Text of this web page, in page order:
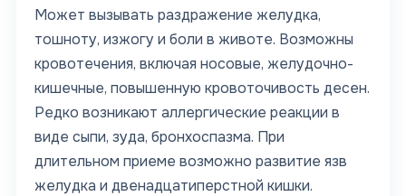
Может вызывать раздражение желудка,
тошноту, изжогу и боли в животе. Возможны
кровотечения, включая носовые, желудочно-
кишечные, повышенную кровоточивость десен.
Редко возникают аллергические реакции в
виде сыпи, зуда, бронхоспазма. При
длительном приеме возможно развитие язв
желудка и двенадцатиперстной кишки.